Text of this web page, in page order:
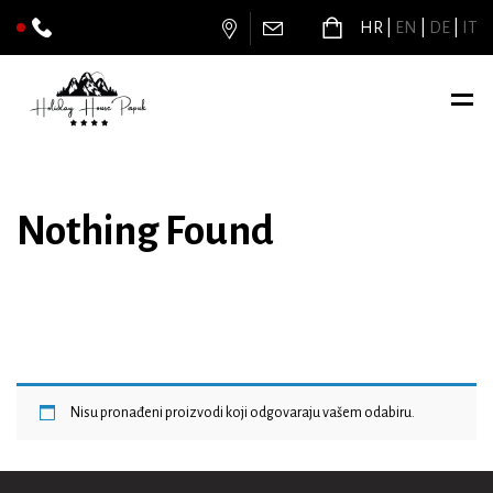
HR EN DE IT
Nothing Found
Nisu pronađeni proizvodi koji odgovaraju vašem odabiru.